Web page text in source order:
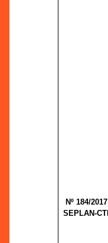
Nº 184/2017
SEPLAN-CTI